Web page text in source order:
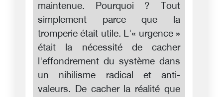
maintenue. Pourquoi ? Tout
simplement parce que la
tromperie était utile. L'« urgence »
était la nécessité de cacher
l'effondrement du système dans
un nihilisme radical et anti-
valeurs. De cacher la réalité que